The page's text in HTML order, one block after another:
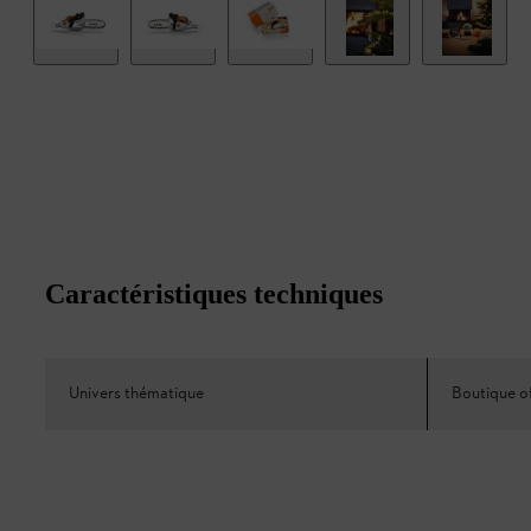
Caractéristiques techniques
Univers thématique Boutique